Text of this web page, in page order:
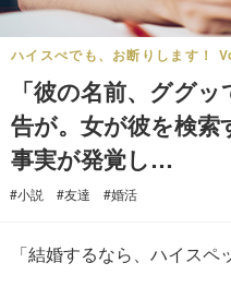
ハイスぺでも、お断りします！
「彼の名前、ググ
告が。女が彼を検
事実が発覚し…
#小説 #友達 #婚活
「結婚するなら、ハイスペ